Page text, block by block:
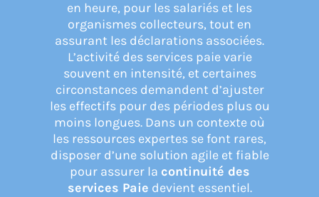
CONNEXION
en heure, pour les salariés et les
organismes collecteurs, tout en
assurant les déclarations associées.
L’activité des services paie varie
souvent en intensité, et certaines
circonstances demandent d’ajuster
les effectifs pour des périodes plus ou
moins longues. Dans un contexte où
les ressources expertes se font rares,
disposer d’une solution agile et fiable
pour assurer la continuité des
services Paie devient essentiel.